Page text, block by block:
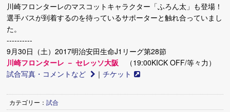
川崎フロンターレのマスコットキャラクター「ふろん太」も登場！
選手バスが到着するのを待っているサポーターと触れ合っていまし
た。
----------
9月30日（土）2017明治安田生命J1リーグ第28節
川崎フロンターレ － セレッソ大阪 （19:00KICK OFF/等々力）
試合写真・コメントなど
｜チケット
カテゴリー：試合